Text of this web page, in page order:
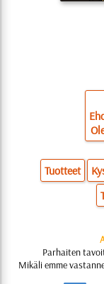
Tuotteet
Parhaiten
Mikäli emme